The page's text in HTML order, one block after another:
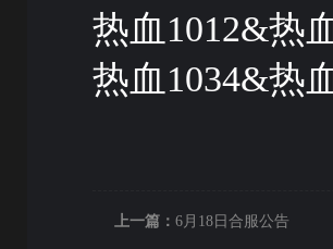
热血1012&热
热血1034&热
上一篇： 6月18日合服公告